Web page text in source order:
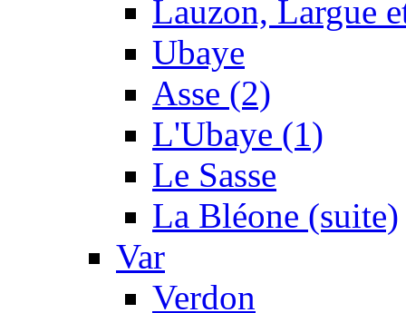
Lauzon, Largue
Ubaye
Asse (2)
L'Ubaye (1)
Le Sasse
La Bléone (suite)
Var
Verdon